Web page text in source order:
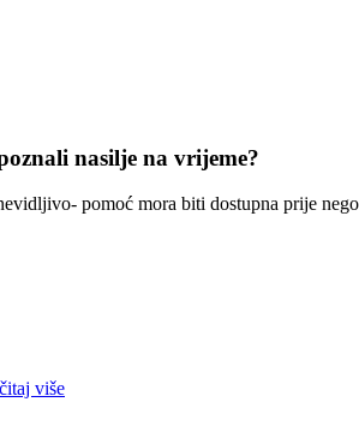
nasilje na vrijeme?
pomoć mora biti dostupna prije
više